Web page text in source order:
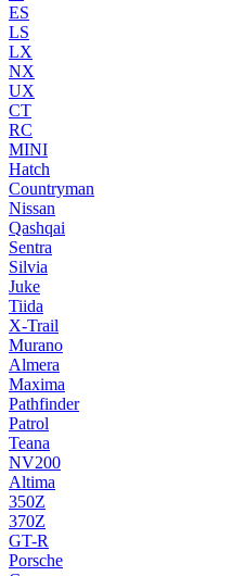
ES
LS
LX
NX
UX
CT
RC
MINI
Hatch
Countryman
Nissan
Qashqai
Sentra
Silvia
Juke
Tiida
X-Trail
Murano
Almera
Maxima
Pathfinder
Patrol
Teana
NV200
Altima
350Z
370Z
GT-R
Porsche